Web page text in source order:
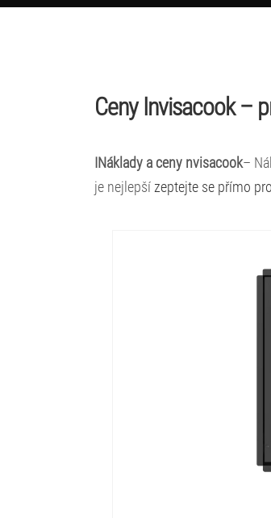
Ceny Invisacook –
INáklady a ceny nvisacook–
je nejlepší zeptejte se přímo